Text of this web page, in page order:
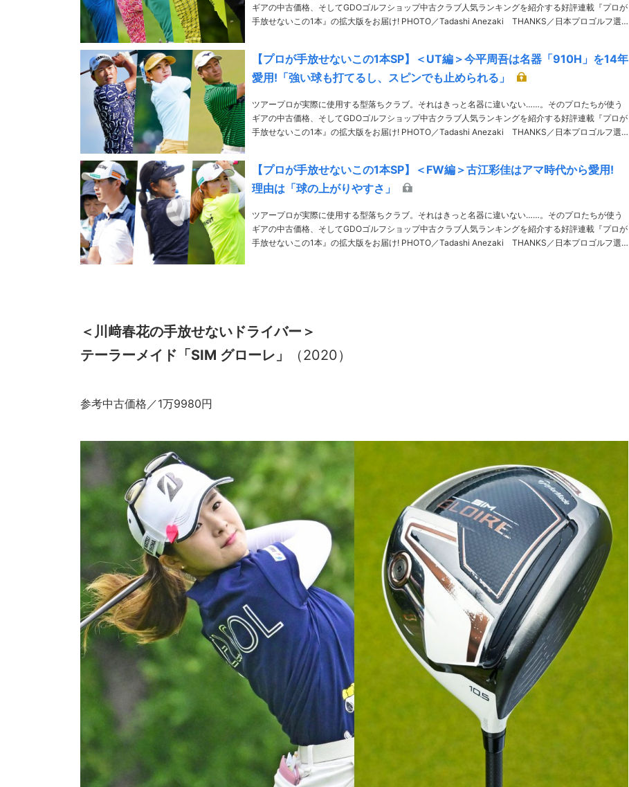
ギアの中古価格、そしてGDOゴルフショップ中古クラブ人気ランキングを紹介する好評連載『プロが
手放せないこの1本』の拡大版をお届け! PHOTO／Tadashi Anezaki THANKS／日本プロゴルフ選
【プロが手放せないこの1本SP】＜UT編＞今平周吾は名器「910H」を14年
愛用!「強い球も打てるし、スピンでも止められる」
ツアープロが実際に使用する型落ちクラブ。それはきっと名器に違いない……。そのプロたちが使う
ギアの中古価格、そしてGDOゴルフショップ中古クラブ人気ランキングを紹介する好評連載『プロが
手放せないこの1本』の拡大版をお届け! PHOTO／Tadashi Anezaki THANKS／日本プロゴルフ選
【プロが手放せないこの1本SP】＜FW編＞古江彩佳はアマ時代から愛用!
理由は「球の上がりやすさ」
ツアープロが実際に使用する型落ちクラブ。それはきっと名器に違いない……。そのプロたちが使う
ギアの中古価格、そしてGDOゴルフショップ中古クラブ人気ランキングを紹介する好評連載『プロが
手放せないこの1本』の拡大版をお届け! PHOTO／Tadashi Anezaki THANKS／日本プロゴルフ選
＜ 川﨑春花の手放せないドライバー＞
テーラーメイド「SIM グローレ」
（2020）
参考中古価格／1万9980円